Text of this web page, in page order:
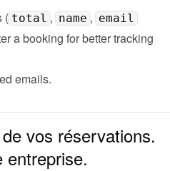
( total , name , email
a booking for better tracking
emails.
vos réservations.
entreprise.